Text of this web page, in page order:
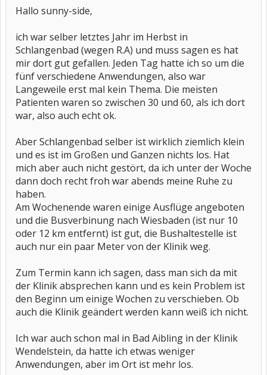
Hallo sunny-side,
ich war selber letztes Jahr im Herbst in
Schlangenbad (wegen R.A) und muss sagen es hat
mir dort gut gefallen. Jeden Tag hatte ich so um die
fünf verschiedene Anwendungen, also war
Langeweile erst mal kein Thema. Die meisten
Patienten waren so zwischen 30 und 60, als ich dort
war, also auch echt ok.
Aber Schlangenbad selber ist wirklich ziemlich klein
und es ist im Großen und Ganzen nichts los. Hat
mich aber auch nicht gestört, da ich unter der Woche
dann doch recht froh war abends meine Ruhe zu
haben.
Am Wochenende waren einige Ausflüge angeboten
und die Busverbinung nach Wiesbaden (ist nur 10
oder 12 km entfernt) ist gut, die Bushaltestelle ist
auch nur ein paar Meter von der Klinik weg.
Zum Termin kann ich sagen, dass man sich da mit
der Klinik absprechen kann und es kein Problem ist
den Beginn um einige Wochen zu verschieben. Ob
auch die Klinik geändert werden kann weiß ich nicht.
Ich war auch schon mal in Bad Aibling in der Klinik
Wendelstein, da hatte ich etwas weniger
Anwendungen, aber im Ort ist mehr los.